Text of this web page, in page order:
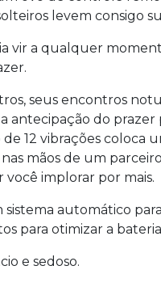
levem consigo
vir a qualquer
seus encontros
a antecipação do
12 vibrações coloca
mãos de um
você implorar por mais.
automático
para otimizar a
e sedoso.